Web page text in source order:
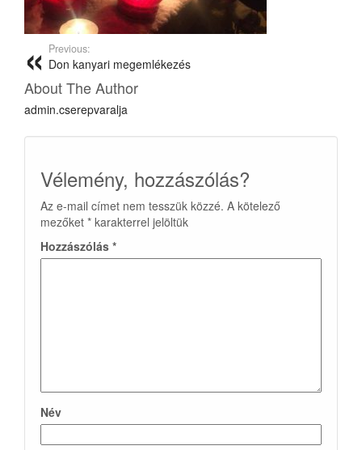
Previous:
Don kanyari megemlékezés
About The Author
admin.cserepvaralja
Vélemény, hozzászólás?
Az e-mail címet nem tesszük közzé. A kötelező
mezőket * karakterrel jelöltük
Hozzászólás *
Név